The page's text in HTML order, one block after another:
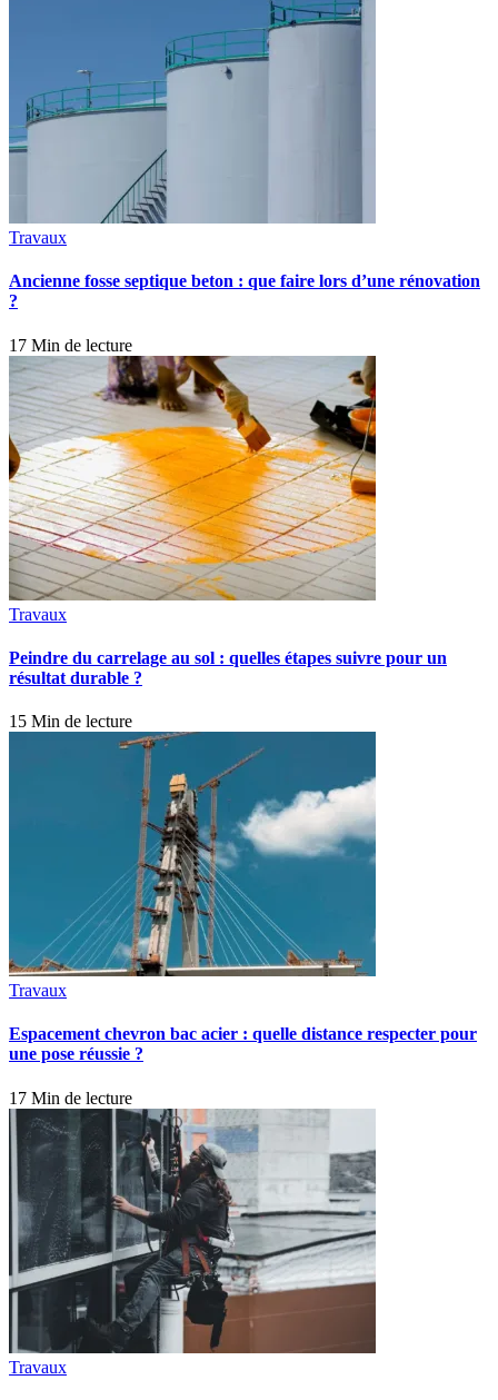
Travaux
Ancienne fosse septique beton : que faire lors d’une rénovation
?
17 Min de lecture
Travaux
Peindre du carrelage au sol : quelles étapes suivre pour un
résultat durable ?
15 Min de lecture
Travaux
Espacement chevron bac acier : quelle distance respecter pour
une pose réussie ?
17 Min de lecture
Travaux